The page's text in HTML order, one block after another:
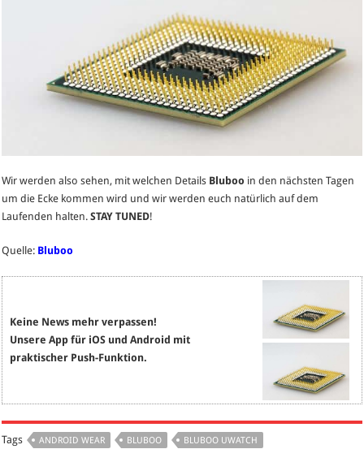
Wir werden also sehen, mit welchen Details Bluboo in den nächsten Tagen
um die Ecke kommen wird und wir werden euch natürlich auf dem
Laufenden halten.STAY TUNED!
Quelle: Bluboo
Keine News mehr verpassen!
Unsere App für iOS und Android mit
praktischer Push-Funktion.
Tags ANDROID WEAR BLUBOO BLUBOO UWATCH